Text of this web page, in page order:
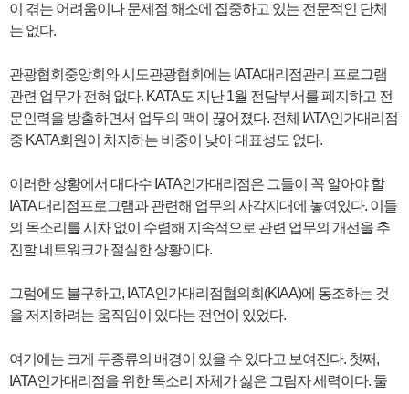
이 겪는 어려움이나 문제점 해소에 집중하고 있는 전문적인 단체
는 없다.
관광협회중앙회와 시도관광협회에는 IATA대리점관리 프로그램
관련 업무가 전혀 없다. KATA도 지난 1월 전담부서를 폐지하고 전
문인력을 방출하면서 업무의 맥이 끊어졌다. 전체 IATA인가대리점
중 KATA회원이 차지하는 비중이 낮아 대표성도 없다.
이러한 상황에서 대다수 IATA인가대리점은 그들이 꼭 알아야 할
IATA 대리점프로그램과 관련해 업무의 사각지대에 놓여있다. 이들
의 목소리를 시차 없이 수렴해 지속적으로 관련 업무의 개선을 추
진할 네트워크가 절실한 상황이다.
그럼에도 불구하고, IATA인가대리점협의회(KIAA)에 동조하는 것
을 저지하려는 움직임이 있다는 전언이 있었다.
여기에는 크게 두종류의 배경이 있을 수 있다고 보여진다. 첫째,
IATA인가대리점을 위한 목소리 자체가 싫은 그림자 세력이다. 둘